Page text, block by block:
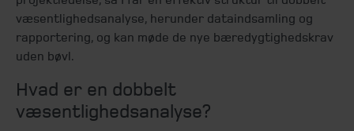
væsentlighedsanalyse, herunder dataindsamling og
rapportering, og kan møde de nye bæredygtighedskrav
uden bøvl.
Hvad er en dobbelt
væsentlighedsanalyse?